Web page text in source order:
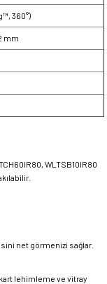
360°)
mm
WLTSB10IR80
net görmenizi sağlar.
lehimleme ve vitray